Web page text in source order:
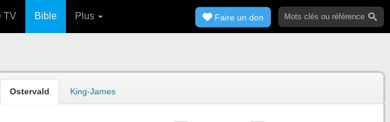
TV Bible Plus Faire un don
Ostervald King-James